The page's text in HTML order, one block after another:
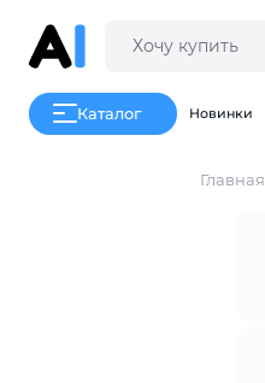
Каталог Новинки
Главная